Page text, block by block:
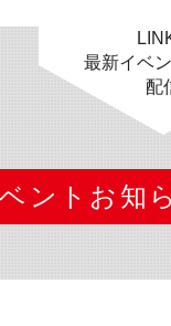
最新イベ
配
ントお知